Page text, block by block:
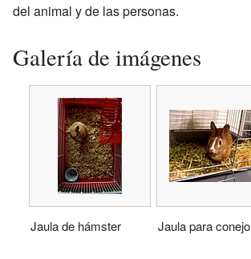
del animal y de las personas.
Galería de imágenes
Jaula de hámster Jaula para conejo